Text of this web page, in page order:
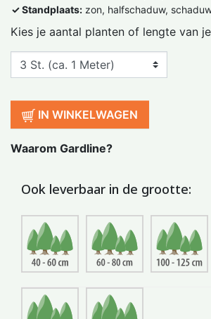
✓ Standplaats: zon, halfschaduw,
Kies je aantal planten of lengte van
IN WINKELWAGEN
Waarom Gardline?
Ook leverbaar in de grootte: